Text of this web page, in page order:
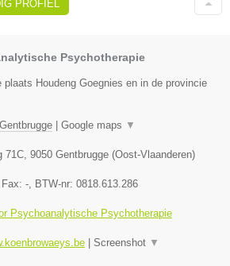
PROFIEL
Psychotherapie
plaats Houdeng Goegnies en in de provincie
Gentbrugge Google maps ▼
71C, 9050 Gentbrugge (Oost-Vlaanderen)
-, BTW-nr: 0818.613.286
Psychoanalytische Psychotherapie
Screenshot ▼